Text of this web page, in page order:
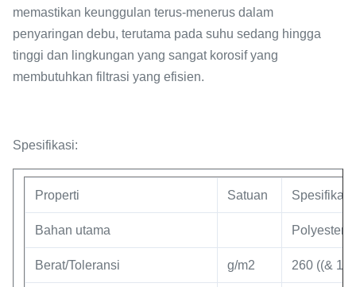
memastikan keunggulan terus-menerus dalam
penyaringan debu, terutama pada suhu sedang hingga
tinggi dan lingkungan yang sangat korosif yang
membutuhkan filtrasi yang efisien.
Spesifikasi:
Properti Satuan Spesifikasi
Bahan utama Polyester
Berat/Toleransi g/m2 260 ((&